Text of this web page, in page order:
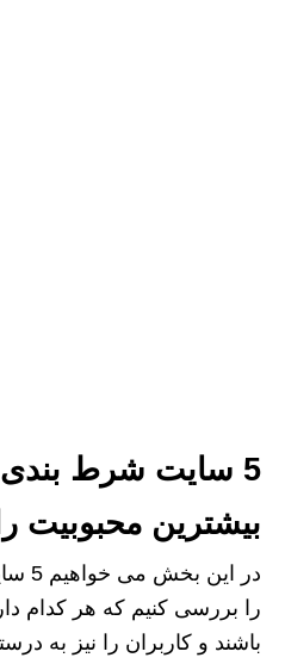
5 سایت شرط بندی
بیشترین محبوبیت
در
را بررسی کنیم که هر کدام
باشند و کاربران را نیز به